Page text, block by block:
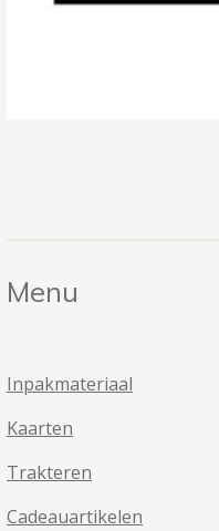
Menu
Inpakmateriaal
Kaarten
Trakteren
Cadeauartikelen